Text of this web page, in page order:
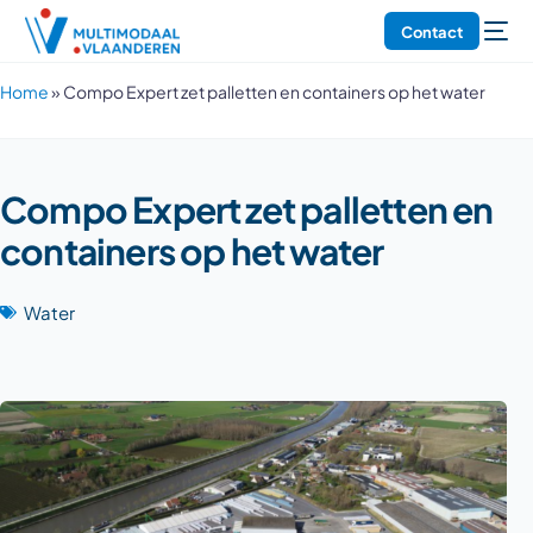
Contact
Home»Compo Expert zet palletten en containers op het water
Compo Expert zet palletten en
containers op het water
Water